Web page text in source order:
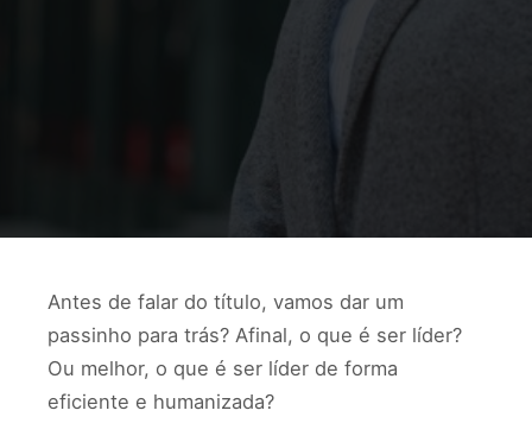
Antes de falar do título, vamos dar um
passinho para trás? Afinal, o que é ser líder?
Ou melhor, o que é ser líder de forma
eficiente e humanizada?